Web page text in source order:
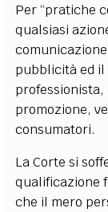
Per “pratiche
qualsiasi
pubblicità ed il
promozione,
consumatori.
La Corte si
qualificazione
che il mero